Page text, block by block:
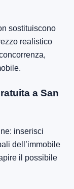
sostituiscono
realistico
a San
inserisci
dell’immobile
il possibile